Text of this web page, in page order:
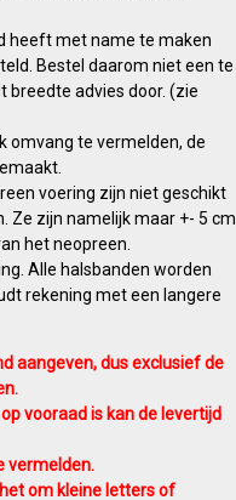
heeft met name te maken
Bestel daarom niet een te
breedte advies door. (zie
omvang te vermelden, de
voering zijn niet geschikt
Ze zijn namelijk maar +- 5 cm
het neopreen.
Alle halsbanden worden
rekening met een langere
aangeven, dus exclusief de
vooraad is kan de levertijd
vermelden.
om kleine letters of